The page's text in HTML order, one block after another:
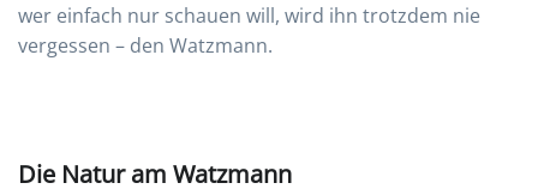
wer einfach nur schauen will, wird ihn trotzdem nie
vergessen – den Watzmann.
Die Natur am Watzmann